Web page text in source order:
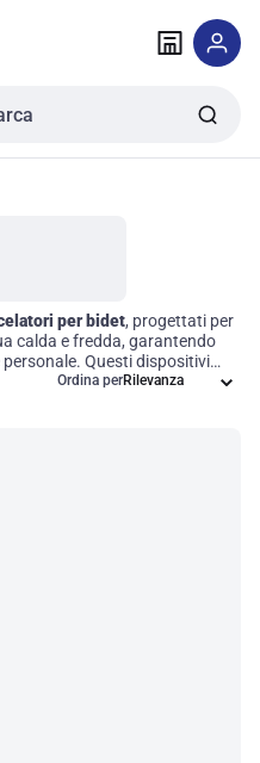
per bidet, progettati per
calda e fredda, garantendo
Questi dispositivi
ma si integrano
Ordina per